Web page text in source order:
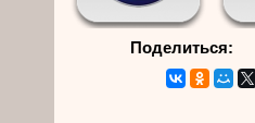
Поделиться: